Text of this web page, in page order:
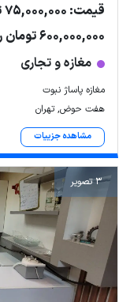
قیمت: 75,000,000 تومان اجاره
600,000,000 تومان رهن
مغازه و تجاری
مغازه پاساژ نبوت
هفت حوض, تهران
مشاهده جزییات
3 تصویر